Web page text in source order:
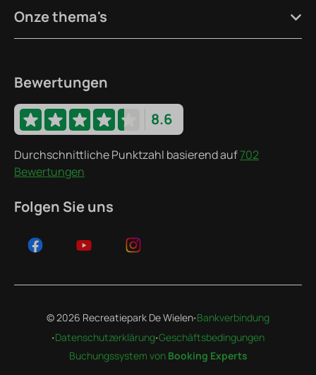
Onze thema's
Bewertungen
8.6
Durchschnittliche Punktzahl basierend auf702
Bewertungen
Folgen Sie uns
© 2026 Recreatiepark De Wielen·Bankverbindung
·Datenschutzerklärung·Geschäftsbedingungen
Buchungssystem von Booking Experts